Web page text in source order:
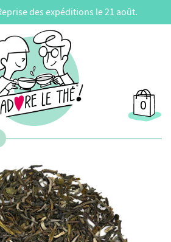
des expéditions le 21 août.
0